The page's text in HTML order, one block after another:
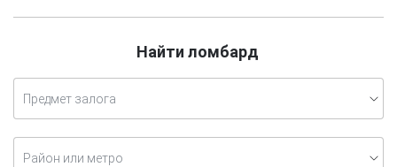
Найти ломбард
Предмет залога
Район или метро